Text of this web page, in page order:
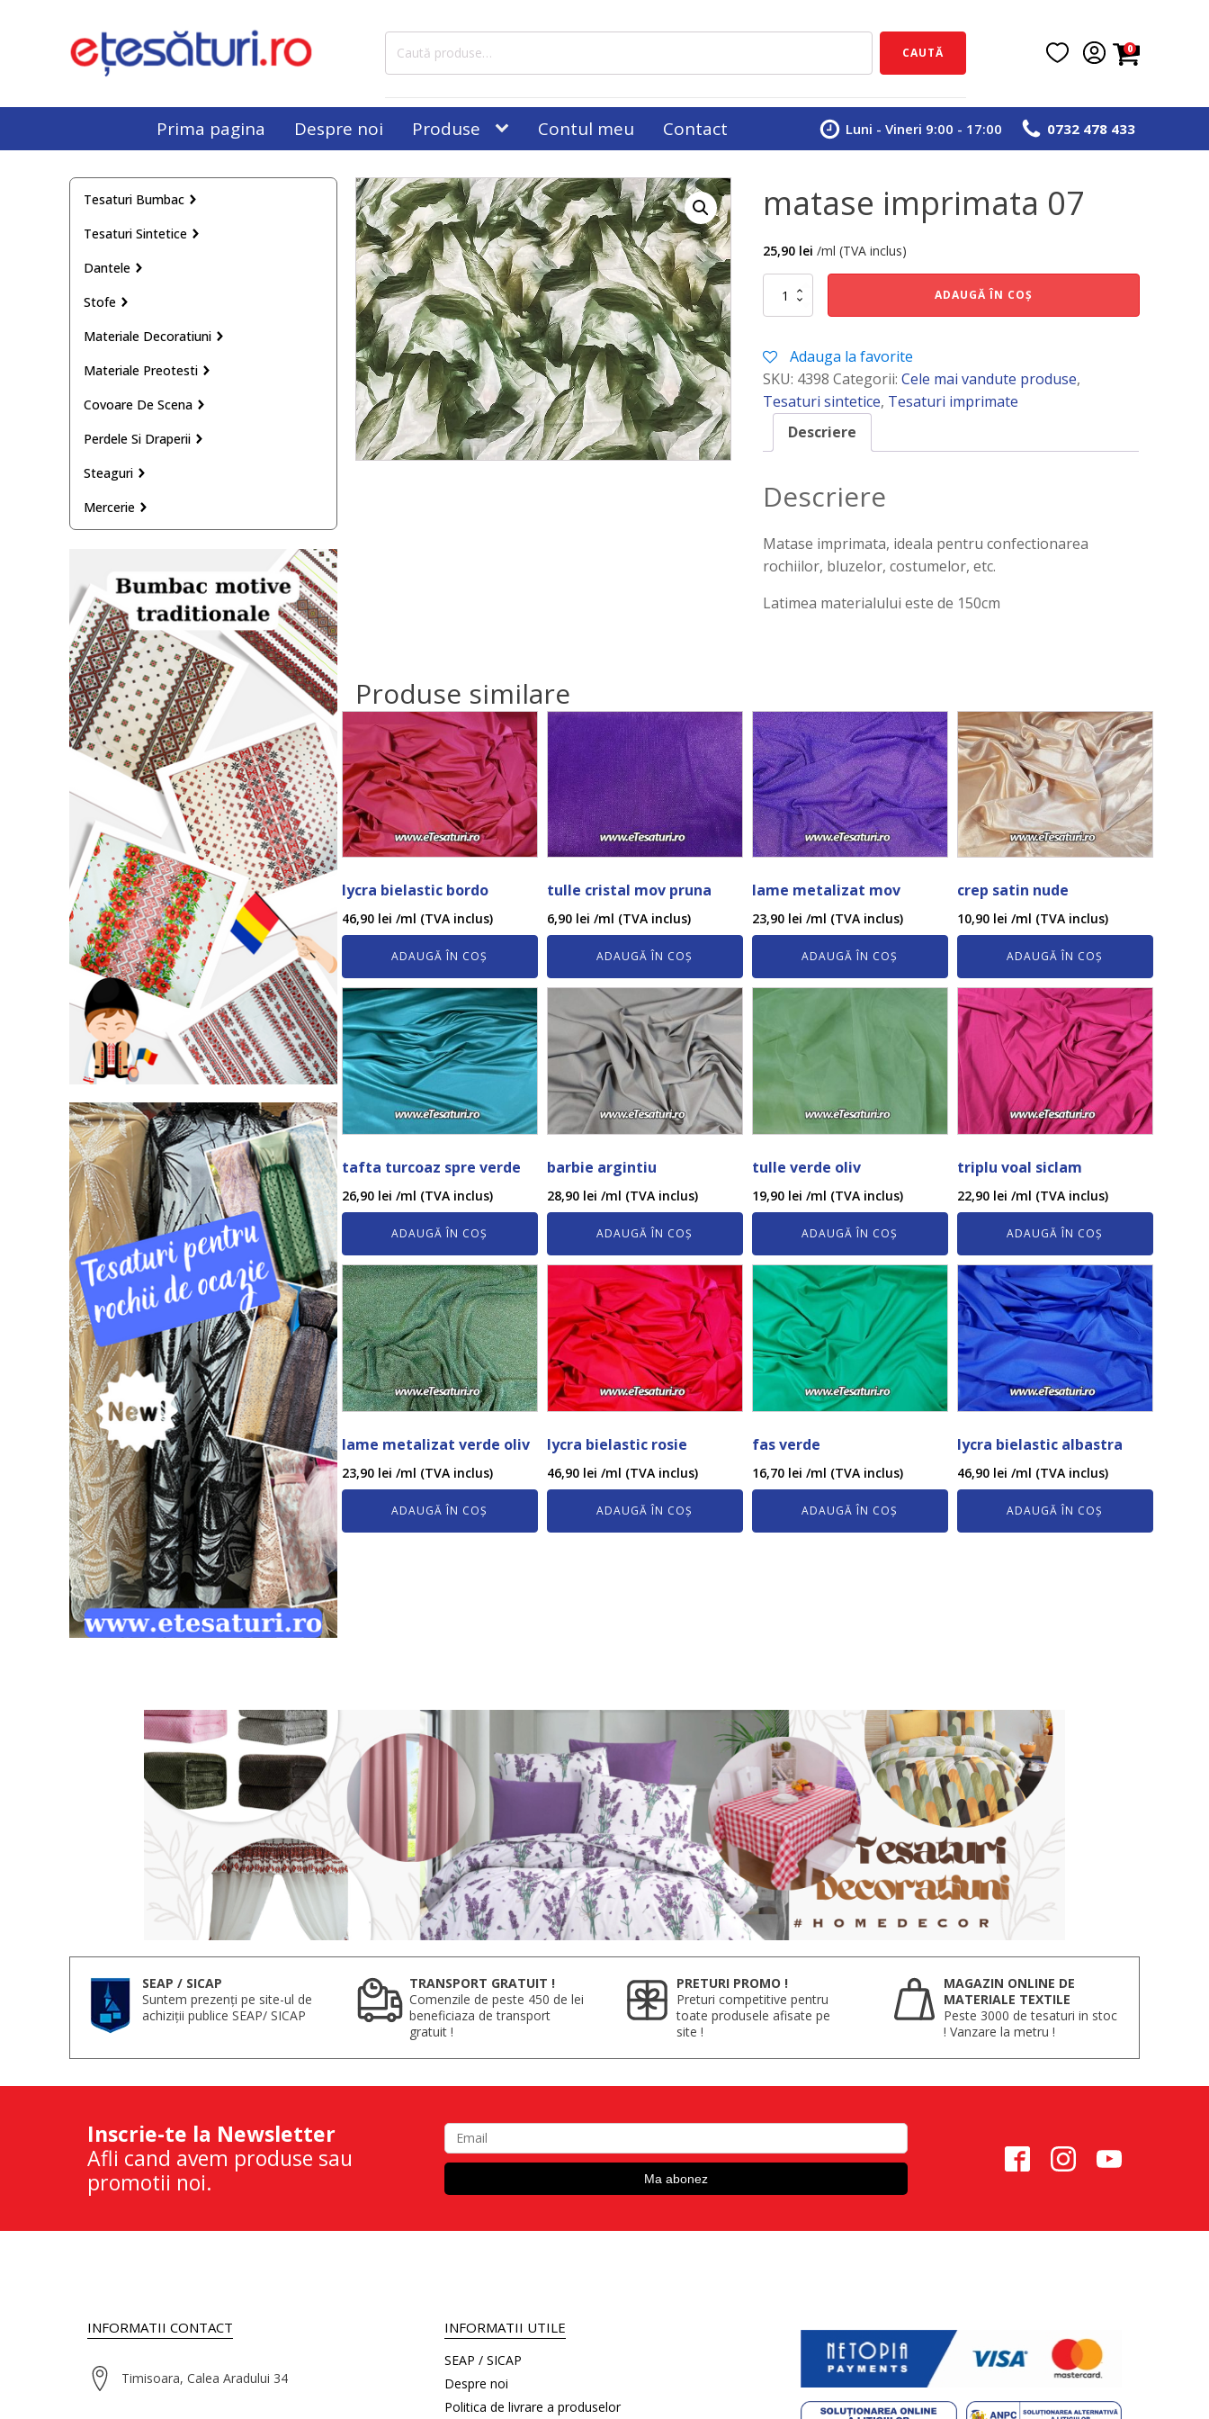
Caută
CAUTĂ 0
Prima pagina Despre noi Produse Contul meu Contact Luni - Vineri 9:00 - 17:00 0732 478 433
Tesaturi Bumbac
Tesaturi Sintetice
Dantele
Stofe
Materiale Decoratiuni
Materiale Preotesti
Covoare De Scena
Perdele Si Draperii
Steaguri
Mercerie
matase imprimata 07
25,90 lei /ml (TVA inclus)
Cantitate
matase
ADAUGĂ ÎN COȘ
Adauga la favorite
SKU: 4398 Categorii:Cele mai vandute produse,
Tesaturi sintetice, Tesaturi imprimate
Descriere
Descriere
Matase imprimata, ideala pentru confectionarea
rochiilor, bluzelor, costumelor, etc.
Latimea materialului este de 150cm
Produse similare
lycra bielastic bordo
46,90 lei /ml (TVA inclus)
ADAUGĂ ÎN COȘ
tulle cristal mov pruna
6,90 lei /ml (TVA inclus)
ADAUGĂ ÎN COȘ
lame metalizat mov
23,90 lei /ml (TVA inclus)
ADAUGĂ ÎN COȘ
crep satin nude
10,90 lei /ml (TVA inclus)
ADAUGĂ ÎN COȘ
tafta turcoaz spre verde
26,90 lei /ml (TVA inclus)
ADAUGĂ ÎN COȘ
barbie argintiu
28,90 lei /ml (TVA inclus)
ADAUGĂ ÎN COȘ
tulle verde oliv
19,90 lei /ml (TVA inclus)
ADAUGĂ ÎN COȘ
triplu voal siclam
22,90 lei /ml (TVA inclus)
ADAUGĂ ÎN COȘ
lame metalizat verde oliv
23,90 lei /ml (TVA inclus)
ADAUGĂ ÎN COȘ
lycra bielastic rosie
46,90 lei /ml (TVA inclus)
ADAUGĂ ÎN COȘ
fas verde
16,70 lei /ml (TVA inclus)
ADAUGĂ ÎN COȘ
lycra bielastic albastra
46,90 lei /ml (TVA inclus)
ADAUGĂ ÎN COȘ
SEAP / SICAP
Suntem prezenți pe site-ul de
achiziții publice SEAP/ SICAP
TRANSPORT GRATUIT !
Comenzile de peste 450 de lei
beneficiaza de transport
gratuit !
PRETURI PROMO !
Preturi competitive pentru
toate produsele afisate pe
site !
MAGAZIN ONLINE DE
MATERIALE TEXTILE
Peste 3000 de tesaturi in stoc
! Vanzare la metru !
Inscrie-te la Newsletter
Afli cand avem produse sau
promotii noi.
INFORMATII CONTACT
Timisoara, Calea Aradului 34
INFORMATII UTILE
SEAP / SICAP
Despre noi
Politica de livrare a produselor